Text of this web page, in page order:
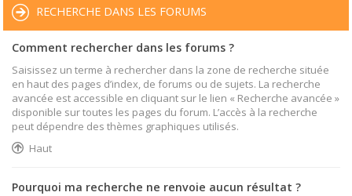
RECHERCHE DANS LES FORUMS
Comment rechercher dans les forums ?
Saisissez un terme à rechercher dans la zone de recherche située
en haut des pages d’index, de forums ou de sujets. La recherche
avancée est accessible en cliquant sur le lien « Recherche avancée »
disponible sur toutes les pages du forum. L’accès à la recherche
peut dépendre des thèmes graphiques utilisés.
Haut
Pourquoi ma recherche ne renvoie aucun résultat ?